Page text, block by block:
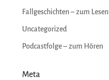
Fallgeschichten – zum Lesen
Uncategorized
Podcastfolge – zum Hören
Meta